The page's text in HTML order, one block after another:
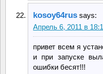
kosoy64rus says:
Апрель 6, 2011 в
привет всем я
и при запуске
ошибки бесят!!!